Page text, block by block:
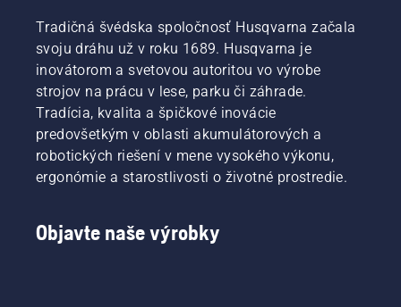
Tradičná švédska spoločnosť Husqvarna začala
svoju dráhu už v roku 1689. Husqvarna je
inovátorom a svetovou autoritou vo výrobe
strojov na prácu v lese, parku či záhrade.
Tradícia, kvalita a špičkové inovácie
predovšetkým v oblasti akumulátorových a
robotických riešení v mene vysokého výkonu,
ergonómie a starostlivosti o životné prostredie.
Objavte naše výrobky